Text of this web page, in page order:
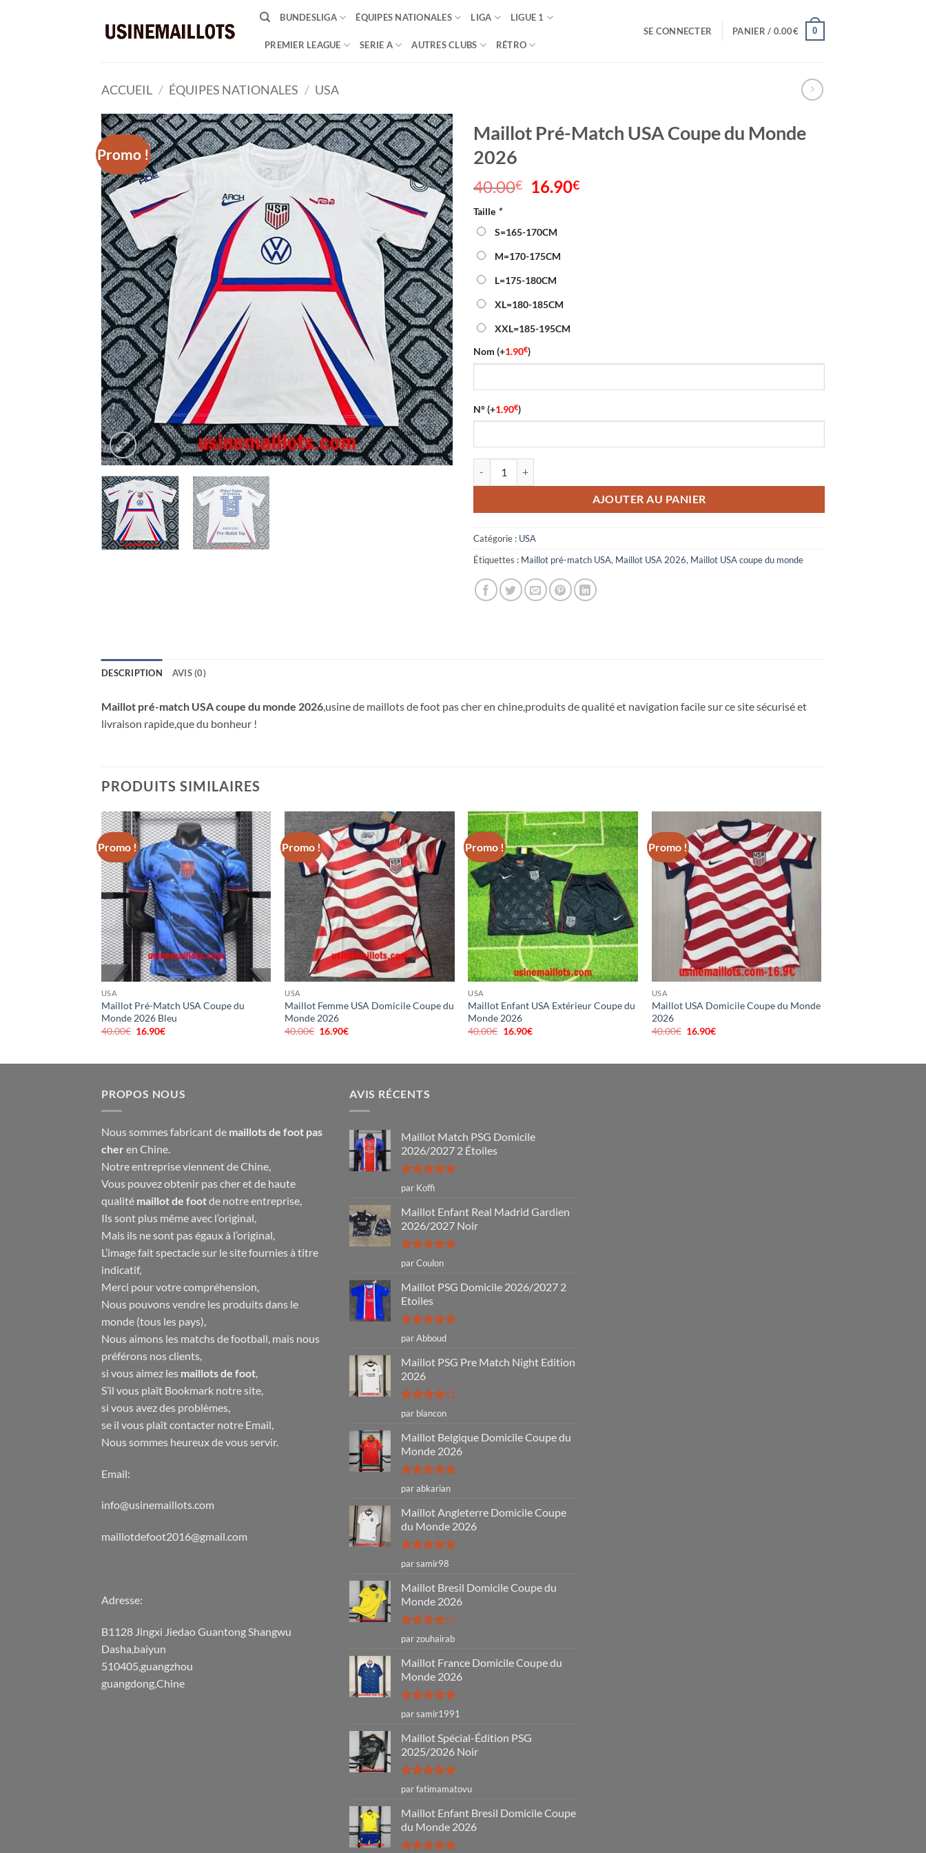
BUNDESLIGA ÉQUIPES NATIONALES LIGA LIGUE 1
PREMIER LEAGUE SERIE A AUTRES CLUBS RÉTRO
SE CONNECTER PANIER / 0.00€ 0
ACCUEIL / ÉQUIPES NATIONALES / USA
Promo !
Maillot Pré-Match USA Coupe du Monde
2026
40.00€
Le
était :
40.00€.
16.90€
Taille *
S=165-170CM
M=170-175CM
L=175-180CM
XL=180-185CM
XXL=185-195CM
Nom (+1.90€)
N°(+1.90€)
quantité de Maillot Pré-Match USA Coupe du Monde 2026
AJOUTER AU PANIER
Catégorie : USA
Étiquettes : Maillot pré-match USA, Maillot USA 2026, Maillot USA coupe du monde
DESCRIPTION AVIS (0)
Maillot pré-match USA coupe du monde 2026 ,usine de maillots de foot pas cher en chine,produits de qualité et navigation facile sur ce site sécurisé et
livraison rapide,que du bonheur !
PRODUITS SIMILAIRES
Promo !
USA
Maillot Pré-Match USA Coupe du
Monde 2026 Bleu
40.00€ Le
16.90€
Promo !
USA
Maillot Femme USA Domicile Coupe du
Monde 2026
40.00€ Le
16.90€
Promo !
USA
Maillot Enfant USA Extérieur Coupe du
Monde 2026
40.00€ Le
16.90€Le
Promo !
USA
Maillot USA Domicile Coupe du Monde
2026
40.00€ Le
16.90€Le
PROPOS NOUS
Nous sommes fabricant de maillots de foot pas
cher en Chine.
Notre entreprise viennent de Chine,
Vous pouvez obtenir pas cher et de haute
qualité maillot de footde notre entreprise,
Ils sont plus même avec l’original,
Mais ils ne sont pas égaux à l’original,
L’image fait spectacle sur le site fournies à titre
indicatif,
Merci pour votre compréhension,
Nous pouvons vendre les produits dans le
monde (tous les pays),
Nous aimons les matchs de football, mais nous
préférons nos clients,
si vous aimez les maillots de foot
S’il vous plaît Bookmark notre site,
si vous avez des problèmes,
se il vous plaît contacter notre Email,
Nous sommes heureux de vous servir.
Email:
info@usinemaillots.com
maillotdefoot2016@gmail.com
Adresse:
B1128 Jingxi Jiedao Guantong Shangwu
Dasha,baiyun
510405,guangzhou
guangdong,Chine
AVIS RÉCENTS
Maillot Match PSG Domicile
2026/2027 2 Étoiles
Note5sur
5
par Koffi
Maillot Enfant Real Madrid Gardien
2026/2027 Noir
Note5sur
5
par Coulon
Maillot PSG Domicile 2026/2027 2
Etoiles
Note5sur
5
par Abboud
Maillot PSG Pre Match Night Edition
2026
Note4
sur 5
par blancon
Maillot Belgique Domicile Coupe du
Monde 2026
Note5sur
5
par abkarian
Maillot Angleterre Domicile Coupe
du Monde 2026
Note5sur
5
par samir98
Maillot Bresil Domicile Coupe du
Monde 2026
Note4
sur 5
par zouhairab
Maillot France Domicile Coupe du
Monde 2026
Note5sur
5
par samir1991
Maillot Spécial-Édition PSG
2025/2026 Noir
Note5sur
5
par fatimamatovu
Maillot Enfant Bresil Domicile Coupe
du Monde 2026